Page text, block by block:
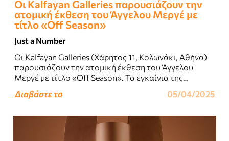
Οι Kalfayan Galleries παρουσιάζουν την
ατομική έκθεση του Άγγελου Μεργέ με
τίτλο «Off Season»
Just a Number
Οι Kalfayan Galleries (Χάρητος 11, Κολωνάκι, Αθήνα)
παρουσιάζουν την ατομική έκθεση του Άγγελου
Μεργέ με τίτλο «Off Season». Τα εγκαίνια της
Απριλίου..
Διαβάστε το 05/04/2025